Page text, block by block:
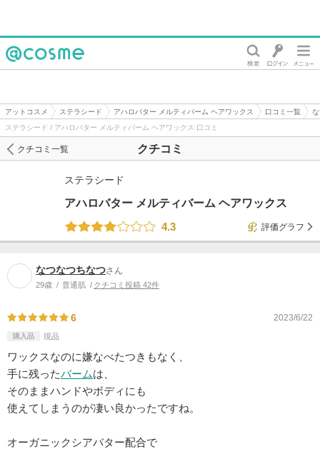
アットコスメ ステラシード アハロバター メルティバーム ヘアワックス 口コミ一覧
ステラシード / アハロバター メルティバーム ヘアワックス 口コミ
クチコミ
クチコミ一覧
ステラシード
アハロバター メルティバーム ヘアワックス
4.3
評価グラフ
なつなつちなつさん
29歳 普通肌 クチコミ投稿 42件
6 2023/6/22
購入品 現品
ワックスなのに嫌なべたつきもなく、
手に残ったバームは、
そのままハンドやボディにも
使えてしまうのが凄い良かったですね。
オーガニックシアバター配合で